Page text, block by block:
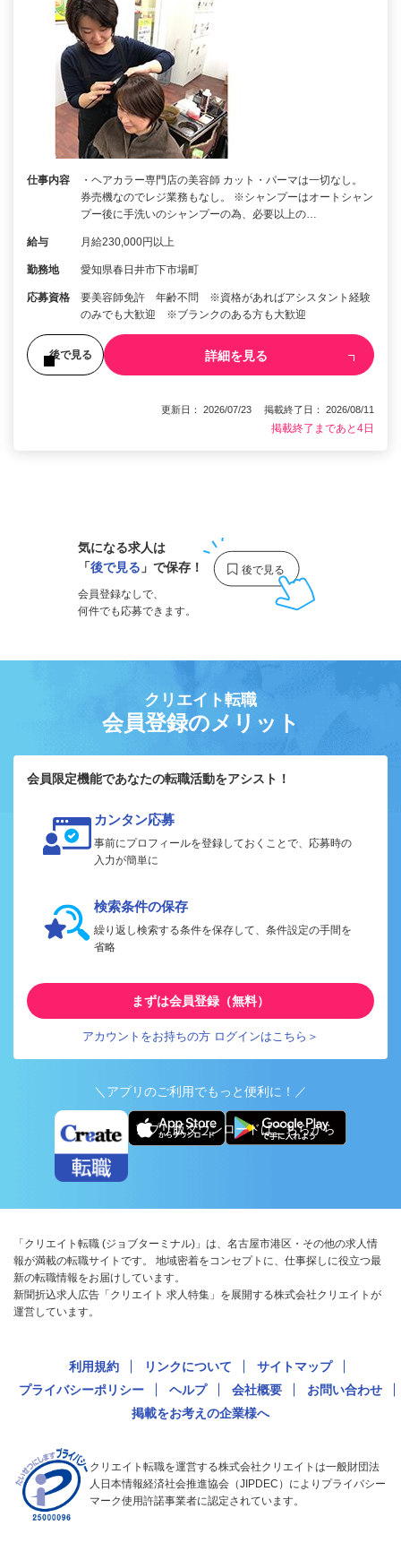
仕事内容
・ヘアカラー専門店の美容師 カット・パーマは一切なし。
券売機なのでレジ業務もなし。 ※シャンプーはオートシャン
プー後に手洗いのシャンプーの為、必要以上の…
給与 月給230,000円以上
勤務地 愛知県春日井市下市場町
応募資格
要美容師免許 年齢不問 ※資格があればアシスタント経験
のみでも大歓迎 ※ブランクのある方も大歓迎
後で見る 詳細を見る
更新日： 2026/07/23 掲載終了日： 2026/08/11
掲載終了まであと4日
気になる求人は
「後で見る 」で保存！
会員登録なしで、
何件でも応募できます。
クリエイト転職
会員登録のメリット
会員限定機能であなたの転職活動をアシスト！
カンタン応募
事前にプロフィールを登録しておくことで、応募時の
入力が簡単に
検索条件の保存
繰り返し検索する条件を保存して、条件設定の手間を
省略
まずは会員登録（無料）
アカウントをお持ちの方 ログインはこちら＞
＼アプリのご利用でもっと便利に！／
アプリ版ダウンロードはこちらから
「クリエイト転職 (ジョブターミナル)」は、名古屋市港区・その他の求人情
報が満載の転職サイトです。 地域密着をコンセプトに、仕事探しに役立つ最
新の転職情報をお届けしています。
新聞折込求人広告「クリエイト 求人特集」を展開する株式会社クリエイトが
運営しています。
利用規約 リンクについて
サイトマップ
プライバシーポリシー
ヘルプ 会社概要
お問い合わせ
掲載をお考えの企業様へ
クリエイト転職を運営する株式会社クリエイトは一般財団法
人日本情報経済社会推進協会（JIPDEC）によりプライバシー
マーク使用許諾事業者に認定されています。